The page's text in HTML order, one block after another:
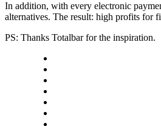
In addition, with every electronic
alternatives. The result: high profits for
PS: Thanks Totalbar for the inspiration.